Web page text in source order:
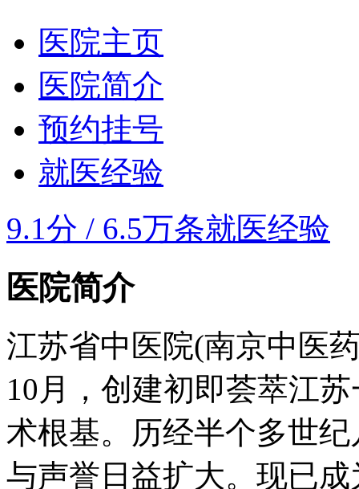
医院主页
医院简介
预约挂号
就医经验
9.1分 / 6.5万条就医经验
医院简介
江苏省中医院(南京中医
10月，创建初即荟萃江
术根基。历经半个多世
与声誉日益扩大。现已